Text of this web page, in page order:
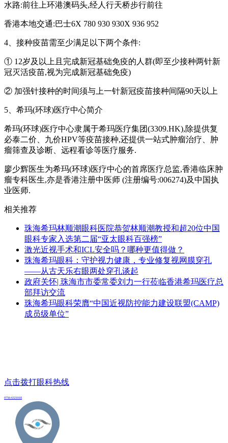
水路:前往上环港澳码头,经人行天桥步行前往
香港本地交通:巴士6X 780 930 930X 936 952
4、接种疫苗需至少满足以下两个条件:
① 12岁及以上且完成新冠基础免疫的人群(即至少接种两针新
冠灭活疫苗,视为完成新冠基础免疫)
② 加强针接种的时间须与上一针新冠疫苗接种间隔90天以上
5、希玛(环球)医疗中心简介
希玛(环球)医疗中心隶属于希玛医疗集团(3309.HK),除提供复
必泰二价、九价HPV等疫苗接种,还提供一站式肿瘤治疗、肿
瘤筛查及诊断、远程看诊等医疗服务.
廖少辉医生为希玛(环球)医疗中心的首席医疗总监,香港临床肿
瘤专科医生,亦是香港注册中医师 (注册编号:006274)及中国执
业医师.
相关推荐
珠海希玛林顺潮眼科医院恭贺林顺潮教授和超20位中国
眼科专家入选第二届“亚太眼科百强榜”
激光近视手术和ICL安全吗？哪种更值得做？
珠海希玛眼科：守护视力健康，专业修复视网膜穿孔
——从古天乐右眼两处穿孔谈起
政府关怀| 珠海市市委常委刘力一行莅临香港希玛医疗总
部拜访交流
珠海希玛眼科荣膺“中国近视防控能力建设联盟(CAMP)
成员级单位”
点击拨打眼科热线
0756-6321018